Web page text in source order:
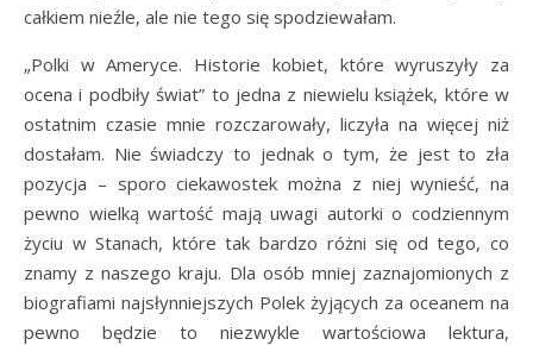
całkiem nieźle, ale nie tego się spodziewałam.
„Polki w Ameryce. Historie kobiet, które wyruszyły za
ocena i podbiły świat” to jedna z niewielu książek, które w
ostatnim czasie mnie rozczarowały, liczyła na więcej niż
dostałam. Nie świadczy to jednak o tym, że jest to zła
pozycja – sporo ciekawostek można z niej wynieść, na
pewno wielką wartość mają uwagi autorki o codziennym
życiu w Stanach, które tak bardzo różni się od tego, co
znamy z naszego kraju. Dla osób mniej zaznajomionych z
biografiami najsłynniejszych Polek żyjących za oceanem na
pewno będzie to niezwykle wartościowa lektura,